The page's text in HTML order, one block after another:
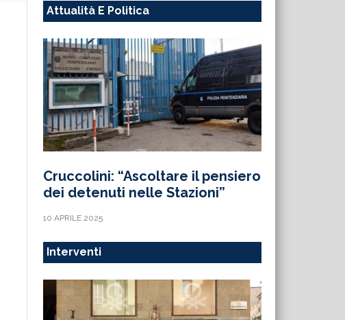
Attualità E Politica
Cruccolini: “Ascoltare il pensiero
dei detenuti nelle Stazioni”
10 APRILE 2025
Interventi